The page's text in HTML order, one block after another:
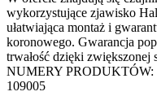
wykorzystujące zjawisko
ułatwiająca montaż i
koronowego. Gwarancja
trwałość dzięki
NUMERY PRODUKTÓW:
109005